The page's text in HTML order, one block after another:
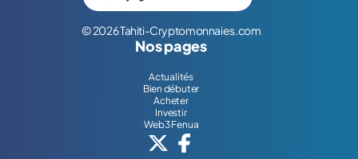
© 2026 Tahiti-Cryptomonnaies.com
Nos pages
Actualités
Bien débuter
Acheter
Investir
Web3 Fenua